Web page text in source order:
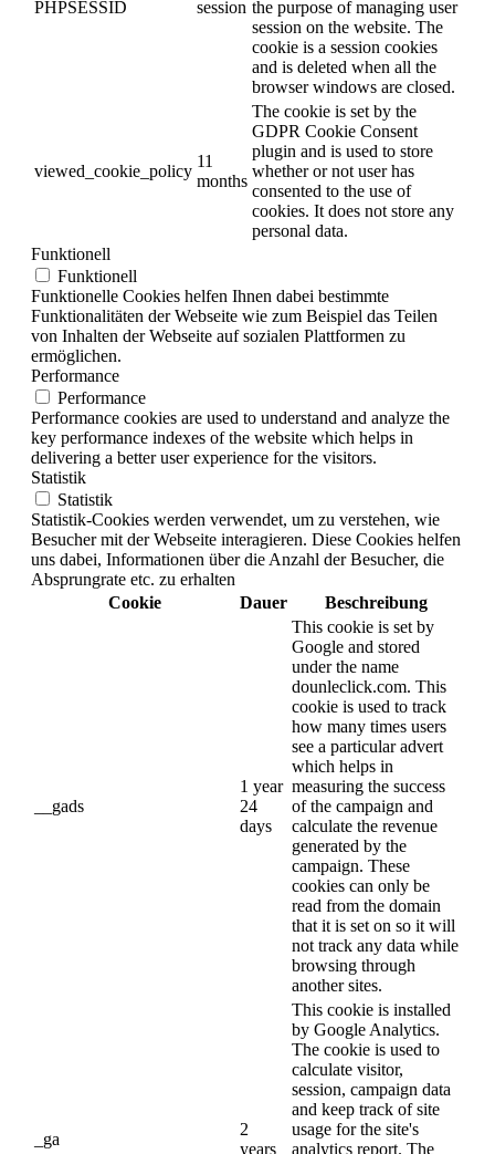
PHPSESSID session the purpose of managing user
session on the website. The
cookie is a session cookies
and is deleted when all the
browser windows are closed.
viewed_cookie_policy
11
months
The cookie is set by the
GDPR Cookie Consent
plugin and is used to store
whether or not user has
consented to the use of
cookies. It does not store any
personal data.
Funktionell
Funktionell
Funktionelle Cookies helfen Ihnen dabei bestimmte
Funktionalitäten der Webseite wie zum Beispiel das Teilen
von Inhalten der Webseite auf sozialen Plattformen zu
ermöglichen.
Performance
Performance
Performance cookies are used to understand and analyze the
key performance indexes of the website which helps in
delivering a better user experience for the visitors.
Statistik
Statistik
Statistik-Cookies werden verwendet, um zu verstehen, wie
Besucher mit der Webseite interagieren. Diese Cookies helfen
uns dabei, Informationen über die Anzahl der Besucher, die
Absprungrate etc. zu erhalten
Cookie
Dauer Beschreibung
__gads
1 year
24
days
This cookie is set by
Google and stored
under the name
dounleclick.com. This
cookie is used to track
how many times users
see a particular advert
which helps in
measuring the success
of the campaign and
calculate the revenue
generated by the
campaign. These
cookies can only be
read from the domain
that it is set on so it will
not track any data while
browsing through
another sites.
_ga
2
years
This cookie is installed
by Google Analytics.
The cookie is used to
calculate visitor,
session, campaign data
and keep track of site
usage for the site's
analytics report. The